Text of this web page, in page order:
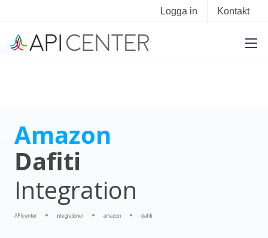
Logga in Kontakt
Amazon
Dafiti
Integration
APIcenter integrationer amazon dafiti